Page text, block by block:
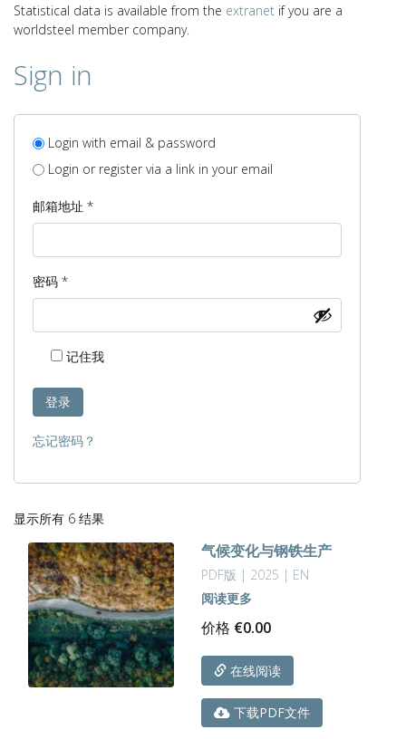
Statistical data is available from the extranet if you are a
worldsteel member company.
Sign in
Login with email & password
Login or register via a link in your email
邮箱地址 *必
填
密码 *必
填
记住我
登录
忘记密码？
显示所有 6 结果按
新
内
容
排
序
气候变化与钢铁生产
PDF版 | 2025 | EN
阅读更多
价格 €0.00
在线阅读
下载PDF文件